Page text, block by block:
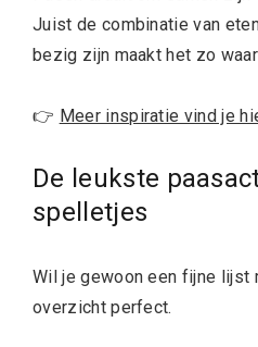
Juist de combinatie van
bezig zijn maakt het zo
👉 Meer inspiratie vind je
De leukste
spelletjes
Wil je gewoon een fijne lijst
overzicht perfect.